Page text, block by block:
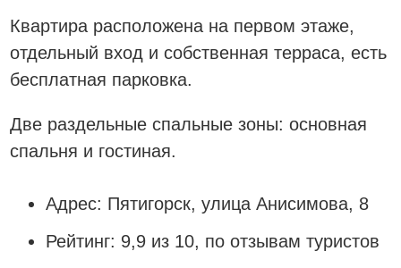
Квартира расположена на первом этаже,
отдельный вход и собственная терраса, есть
бесплатная парковка.
Две раздельные спальные зоны: основная
спальня и гостиная.
Адрес: Пятигорск, улица Анисимова, 8
Рейтинг: 9,9 из 10, по отзывам туристов